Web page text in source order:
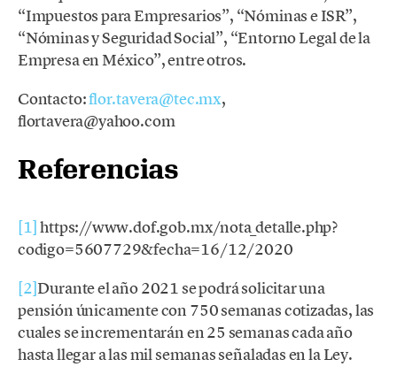
“Impuestos para Empresarios”, “Nóminas e ISR”,
“Nóminas y Seguridad Social”, “Entorno Legal de la
Empresa en México”, entre otros.
Contacto:flor.tavera@tec.mx,
flortavera@yahoo.com
Referencias
[1]https://www.dof.gob.mx/nota_detalle.php?
codigo=5607729&fecha=16/12/2020
[2]Durante el año 2021 se podrá solicitar una
pensión únicamente con 750 semanas cotizadas, las
cuales se incrementarán en 25 semanas cada año
hasta llegar a las mil semanas señaladas en la Ley.